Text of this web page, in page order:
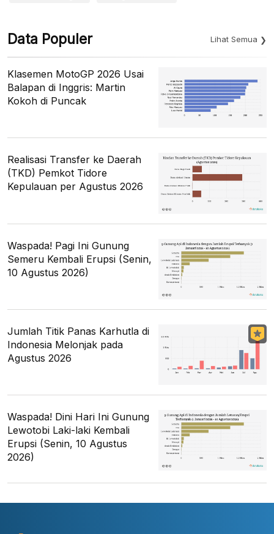
Data Populer Lihat Semua
Klasemen MotoGP 2026 Usai
Balapan di Inggris: Martin
Kokoh di Puncak
Realisasi Transfer ke Daerah
(TKD) Pemkot Tidore
Kepulauan per Agustus 2026
Waspada! Pagi Ini Gunung
Semeru Kembali Erupsi (Senin,
10 Agustus 2026)
Jumlah Titik Panas Karhutla di
Indonesia Melonjak pada
Agustus 2026
Waspada! Dini Hari Ini Gunung
Lewotobi Laki-laki Kembali
Erupsi (Senin, 10 Agustus
2026)